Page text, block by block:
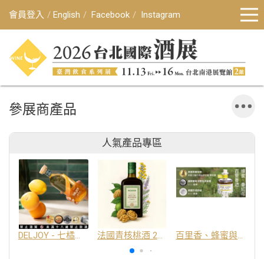
會員登入 English Facebook Instagram
參展商產品
人氣產品專區
DELJOY - 七橘干邑利口酒 24% 法國青核桃酒 25% 百里香、蜂蜜與番紅花酒